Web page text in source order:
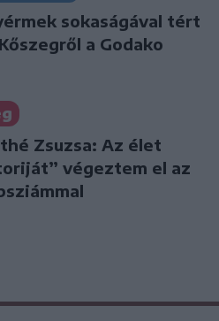
sokaságával tért
a Godako
Zsuzsa: Az élet
végeztem el az